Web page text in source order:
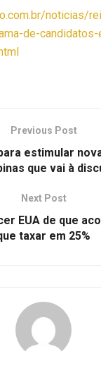
noticias/
de-
Previous Post
estimular
que vai à
Next Post
EUA de que
taxar em 25%